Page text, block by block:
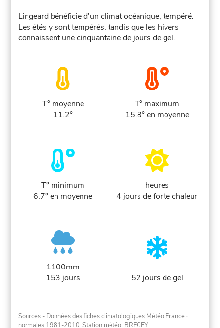
Lingeard bénéficie d'un climat océanique, tempéré.
Les étés y sont tempérés, tandis que les hivers
connaissent une cinquantaine de jours de gel.
T° moyenne
11.2°
T° maximum
15.8° en moyenne
T° minimum
6.7° en moyenne
heures
4 jours de forte chaleur
1100mm
153 jours
52 jours de gel
Sources - Données des fiches climatologiques Météo France ·
normales 1981-2010. Station météo: BRECEY.